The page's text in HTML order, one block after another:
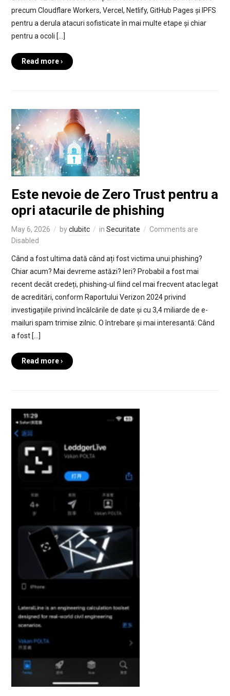
precum Cloudflare Workers, Vercel, Netlify, GitHub Pages și IPFS
pentru a derula atacuri sofisticate în mai multe etape și chiar
pentru a ocoli […]
Read more ›
Este nevoie de Zero Trust pentru a
opri atacurile de phishing
May 6, 2026 byclubitc in Securitate
Comments are
Disabled
Când a fost ultima dată când ați fost victima unui phishing?
Chiar acum? Mai devreme astăzi? Ieri? Probabil a fost mai
recent decât credeți, phishing-ul fiind cel mai frecvent atac legat
de acreditări, conform Raportului Verizon 2024 privind
investigațiile privind încălcările de date și cu 3,4 miliarde de e-
mailuri spam trimise zilnic. O întrebare și mai interesantă: Când
a fost […]
Read more ›